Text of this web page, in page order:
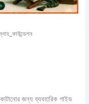
জন্য ব্যবহারিক গাইড